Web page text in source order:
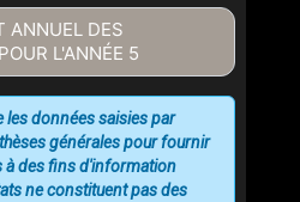
ANNUEL DES
L'ANNÉE 5
les données saisies par
générales pour fournir
à des fins d'information
ne constituent pas des